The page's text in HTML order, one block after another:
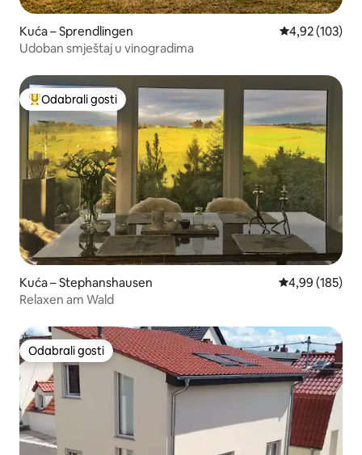
Kuća – Sprendlingen Prosječna
4,92 (103)
Udoban smještaj u vinogradima
Među najviše rangiranima s oznakom „Odabrali gosti”
Odabrali gosti
Kuća – Stephanshausen Prosječna
4,99 (185)
Relaxen am Wald
Odabrali gosti
Odabrali gosti